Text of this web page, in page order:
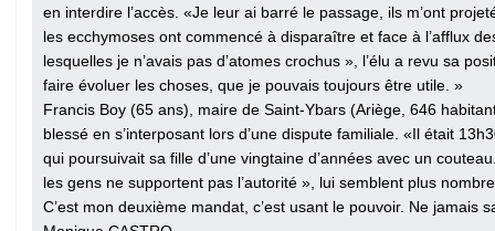
en interdire l’accès. «Je leur ai barré le passage, ils m’ont
les ecchymoses ont commencé à disparaître et face à l’afflux
lesquelles je n’avais pas d’atomes crochus », l’élu a revu sa
faire évoluer les choses, que je pouvais toujours être utile. »
Francis Boy (65 ans), maire de Saint-Ybars (Ariège, 646
blessé en s’interposant lors d’une dispute familiale. «Il était
qui poursuivait sa fille d’une vingtaine d’années avec un
les gens ne ­supportent pas l’autorité », lui semblent plus
C’est mon deuxième ­mandat, c’est usant le pouvoir. Ne